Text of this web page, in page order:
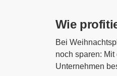
Wie
Bei
noch sparen:
Unternehmen